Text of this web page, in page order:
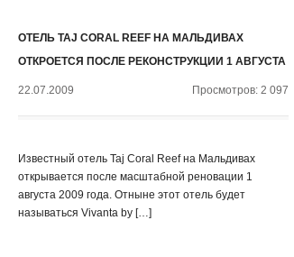
ОТЕЛЬ TAJ CORAL REEF НА МАЛЬДИВАХ
ОТКРОЕТСЯ ПОСЛЕ РЕКОНСТРУКЦИИ 1 АВГУСТА
22.07.2009 Просмотров: 2 097
Известный отель Taj Coral Reef на Мальдивах
открывается после масштабной реновации 1
августа 2009 года. Отныне этот отель будет
называться Vivanta by […]